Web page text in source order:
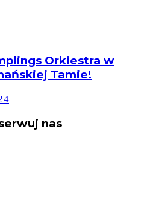
Orkiestra w
Tamie!
nas